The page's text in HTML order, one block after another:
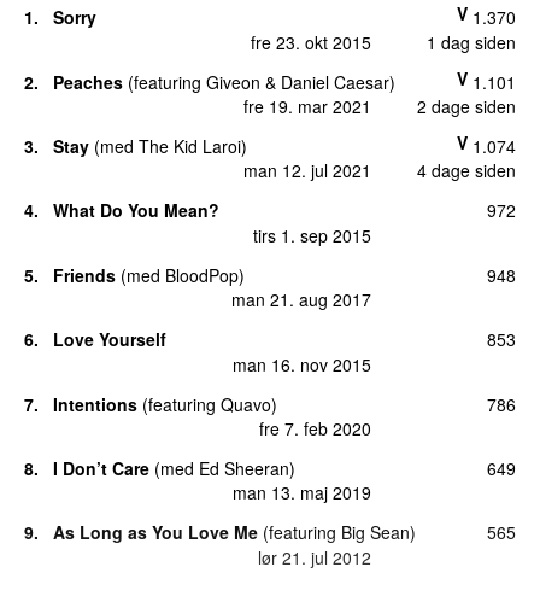
1.
Sorry
fre 23. okt 2015
1 dag siden
V 1.370
2. Peaches (featuring Giveon & Daniel Caesar)
fre 19. mar 2021
2 dage siden
V 1.101
3. Stay (med The Kid Laroi)
man 12. jul 2021
4 dage siden
V 1.074
4.
What Do You Mean?
tirs 1. sep 2015
972
5. Friends (med BloodPop)
man 21. aug 2017
948
6.
Love Yourself
man 16. nov 2015
853
7. Intentions (featuring Quavo)
fre 7. feb 2020
786
8. I Don’t Care (med Ed Sheeran)
man 13. maj 2019
649
9. As Long as You Love Me (featuring Big Sean)
lør 21. jul 2012
565